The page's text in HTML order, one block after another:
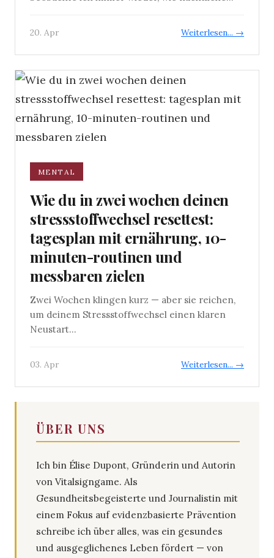
20. Apr Weiterlesen... →
MENTAL
Wie du in zwei wochen deinen
stressstoffwechsel resettest:
tagesplan mit ernährung, 10-
minuten-routinen und
messbaren zielen
Zwei Wochen klingen kurz — aber sie reichen,
um deinem Stressstoffwechsel einen klaren
Neustart...
03. Apr Weiterlesen... →
ÜBER UNS
Ich bin Élise Dupont, Gründerin und Autorin
von Vitalsigngame. Als
Gesundheitsbegeisterte und Journalistin mit
einem Fokus auf evidenzbasierte Prävention
schreibe ich über alles, was ein gesundes
und ausgeglichenes Leben fördert — von